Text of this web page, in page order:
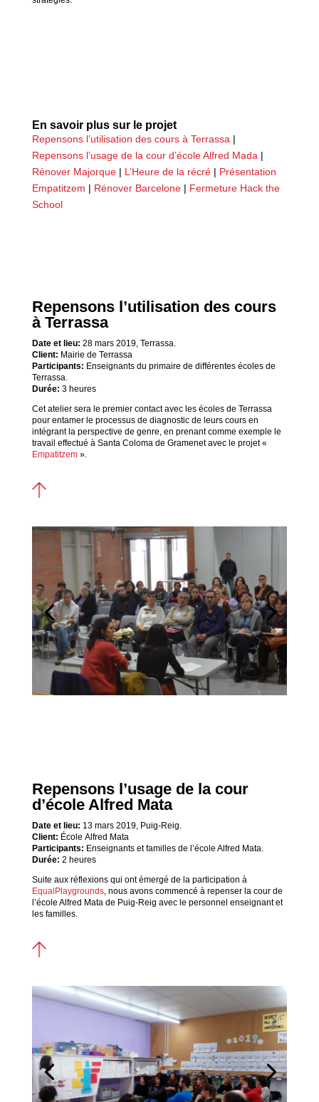
En savoir plus sur le projet
Repensons l’utilisation des cours à Terrassa|
Repensons l’usage de la cour d’école Alfred Mada|
Rénover Majorque| L’Heure de la récré | Présentation
Empatitzem | Rénover Barcelone| Fermeture Hack the
School
Repensons l’utilisation des cours
à Terrassa
Date et lieu: 28 mars 2019, Terrassa.
Client: Mairie de Terrassa
Participants: Enseignants du primaire de différentes écoles de
Terrassa.
Durée: 3heures
Cet atelier sera le premier contact avec les écoles de Terrassa
pour entamer le processus de diagnostic de leurs cours en
intégrant la perspective de genre, en prenant comme exemple le
travail effectué à Santa Coloma de Gramenet avec le projet «
Empatitzem».
Repensons l’usage de la cour
d’école Alfred Mata
Date et lieu: 13 mars 2019, Puig-Reig.
Client: École Alfred Mata
Participants: Enseignants et familles de l’école Alfred Mata.
Durée: 2 heures
Suite aux réflexions qui ont émergé de la participation à
EqualPlaygrounds, nous avons commencé à repenser la cour de
l’école Alfred Mata de Puig-Reig avec le personnel enseignant et
les familles.